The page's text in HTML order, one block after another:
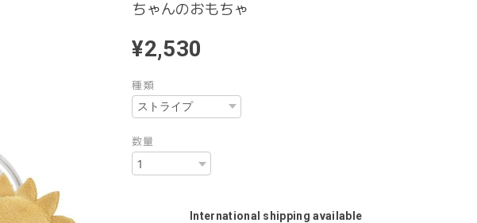
ちゃんのおもちゃ
¥2,530
種類
数量
International shipping available